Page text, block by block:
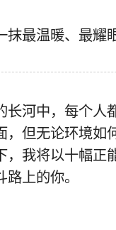
抹最温暖、最耀
长河中，每个人
，但无论环境如
，我将以十幅正
上的你。